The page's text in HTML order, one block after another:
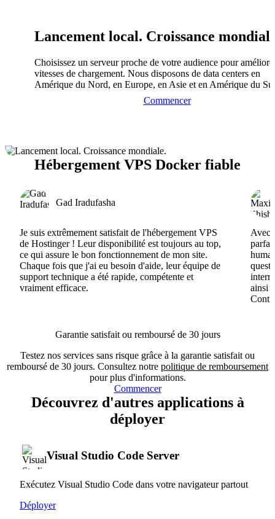
Lancement local. Croissance
Choisissez un serveur proche de votre audience pour
vitesses de chargement. Nous disposons de data centers en
Amérique du Nord, en Europe, en Asie et en Amérique du
Commencer
Hébergement VPS Docker fiable
Gad Iradufasha
Je suis extrêmement satisfait de l'hébergement VPS
de Hostinger ! Leur disponibilité est toujours au top,
ce qui assure le bon fonctionnement de mon site.
Chaque fois que j'ai eu besoin d'aide, leur équipe de
support technique a été rapide, compétente et
vraiment efficace.
Avec
ainsi
Garantie satisfait ou remboursé de 30 jours
Testez nos services sans risque grâce à la garantie satisfait ou
remboursé de 30 jours. Consultez notre politique de remboursement
pour plus d'informations.
Commencer
Découvrez d'autres applications à
déployer
Visual Studio Code Server
Exécutez Visual Studio Code dans votre navigateur partout
Déployer